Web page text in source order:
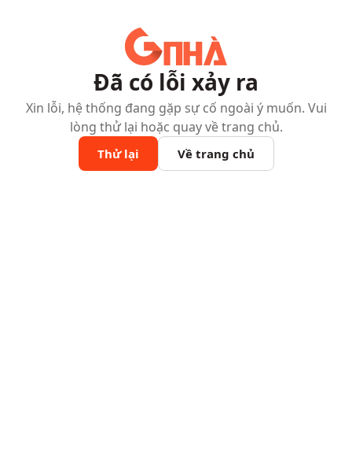
Đã có lỗi xảy ra
Xin lỗi, hệ thống đang gặp sự cố ngoài ý muốn. Vui
lòng thử lại hoặc quay về trang chủ.
Thử lại Về trang chủ